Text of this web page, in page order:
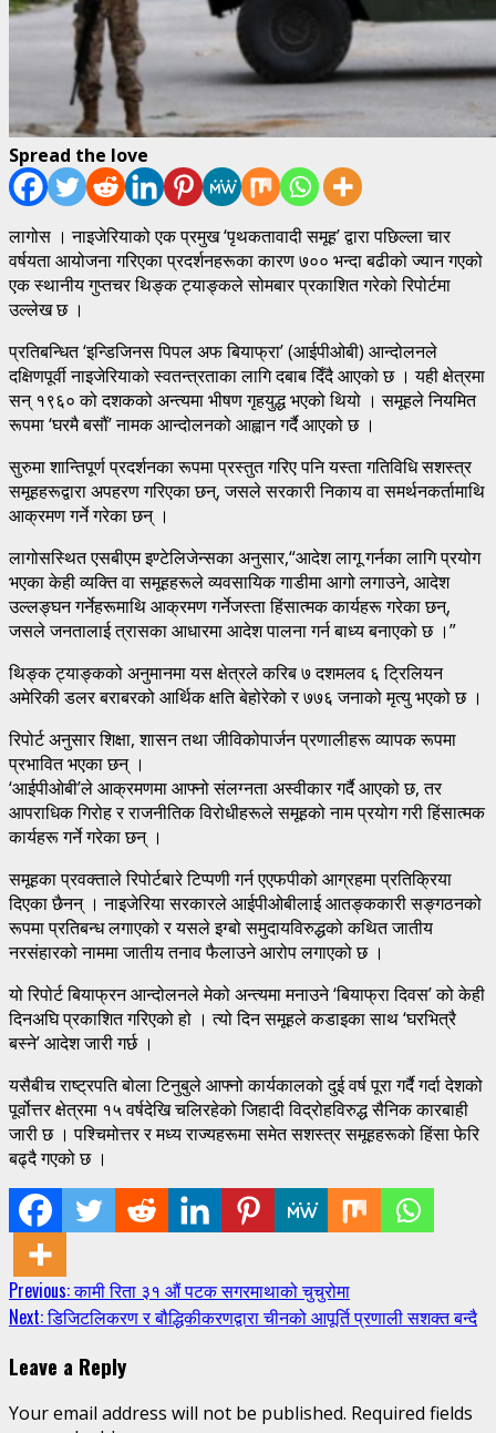
Spread the love
लागोस । नाइजेरियाको एक प्रमुख ‘पृथकतावादी समूह’ द्वारा पछिल्ला चार
वर्षयता आयोजना गरिएका प्रदर्शनहरूका कारण ७०० भन्दा बढीको ज्यान गएको
एक स्थानीय गुप्तचर थिङ्क ट्याङ्कले सोमबार प्रकाशित गरेको रिपोर्टमा
उल्लेख छ ।
प्रतिबन्धित ‘इन्डिजिनस पिपल अफ बियाफ्रा’ (आईपीओबी) आन्दोलनले
दक्षिणपूर्वी नाइजेरियाको स्वतन्त्रताका लागि दबाब दिँदै आएको छ । यही क्षेत्रमा
सन् १९६० को दशकको अन्त्यमा भीषण गृहयुद्ध भएको थियो । समूहले नियमित
रूपमा ‘घरमै बसौं’ नामक आन्दोलनको आह्वान गर्दै आएको छ ।
सुरुमा शान्तिपूर्ण प्रदर्शनका रूपमा प्रस्तुत गरिए पनि यस्ता गतिविधि सशस्त्र
समूहहरूद्वारा अपहरण गरिएका छन्, जसले सरकारी निकाय वा समर्थनकर्तामाथि
आक्रमण गर्ने गरेका छन् ।
लागोसस्थित एसबीएम इण्टेलिजेन्सका अनुसार,“आदेश लागू गर्नका लागि प्रयोग
भएका केही व्यक्ति वा समूहहरूले व्यवसायिक गाडीमा आगो लगाउने, आदेश
उल्लङ्घन गर्नेहरूमाथि आक्रमण गर्नेजस्ता हिंसात्मक कार्यहरू गरेका छन्,
जसले जनतालाई त्रासका आधारमा आदेश पालना गर्न बाध्य बनाएको छ ।”
थिङ्क ट्याङ्कको अनुमानमा यस क्षेत्रले करिब ७ दशमलव ६ ट्रिलियन
अमेरिकी डलर बराबरको आर्थिक क्षति बेहोरेको र ७७६ जनाको मृत्यु भएको छ ।
रिपोर्ट अनुसार शिक्षा, शासन तथा जीविकोपार्जन प्रणालीहरू व्यापक रूपमा
प्रभावित भएका छन् ।
‘आईपीओबी’ले आक्रमणमा आफ्नो संलग्नता अस्वीकार गर्दै आएको छ, तर
आपराधिक गिरोह र राजनीतिक विरोधीहरूले समूहको नाम प्रयोग गरी हिंसात्मक
कार्यहरू गर्ने गरेका छन् ।
समूहका प्रवक्ताले रिपोर्टबारे टिप्पणी गर्न एएफपीको आग्रहमा प्रतिक्रिया
दिएका छैनन् । नाइजेरिया सरकारले आईपीओबीलाई आतङ्ककारी सङ्गठनको
रूपमा प्रतिबन्ध लगाएको र यसले इग्बो समुदायविरुद्धको कथित जातीय
नरसंहारको नाममा जातीय तनाव फैलाउने आरोप लगाएको छ ।
यो रिपोर्ट बियाफ्रन आन्दोलनले मेको अन्त्यमा मनाउने ‘बियाफ्रा दिवस’ को केही
दिनअघि प्रकाशित गरिएको हो । त्यो दिन समूहले कडाइका साथ ‘घरभित्रै
बस्ने’ आदेश जारी गर्छ ।
यसैबीच राष्ट्रपति बोला टिनुबुले आफ्नो कार्यकालको दुई वर्ष पूरा गर्दै गर्दा देशको
पूर्वोत्तर क्षेत्रमा १५ वर्षदेखि चलिरहेको जिहादी विद्रोहविरुद्ध सैनिक कारबाही
जारी छ । पश्चिमोत्तर र मध्य राज्यहरूमा समेत सशस्त्र समूहहरूको हिंसा फेरि
बढ्दै गएको छ ।
Continue
Reading
Previous:कामी रिता ३१ औं पटक सगरमाथाको चुचुरोमा
Next:डिजिटलिकरण र बौद्धिकीकरणद्वारा चीनको आपूर्ति प्रणाली सशक्त बन्दै
Leave a Reply
Your email address will not be published. Required fields